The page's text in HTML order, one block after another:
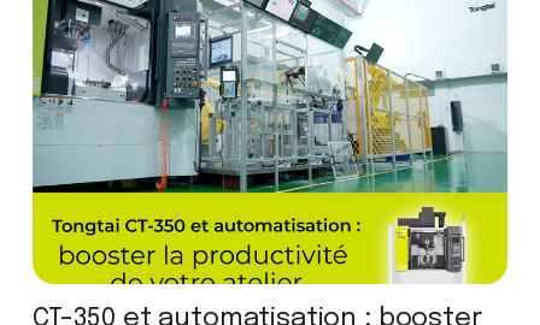
CT-350 et automatisation : booster